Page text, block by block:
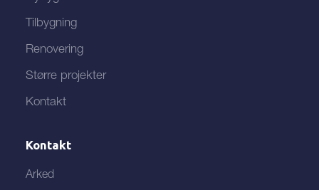
Tilbygning
Renovering
Større projekter
Kontakt
Kontakt
Arked